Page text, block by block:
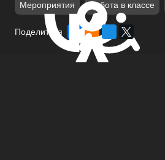
Мероприятия Работа в классе
Поделиться